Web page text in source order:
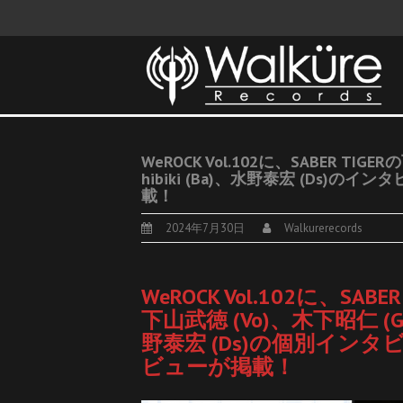
WeROCK Vol.102に、SABER
hibiki (Ba)、水野泰宏 (Ds)のインタ
載！
2024年7月30日 Walkurerecords
WeROCK Vol.102に、
下山武徳 (Vo)、木下昭仁
野泰宏 (Ds)の個別インタ
ビューが掲載！